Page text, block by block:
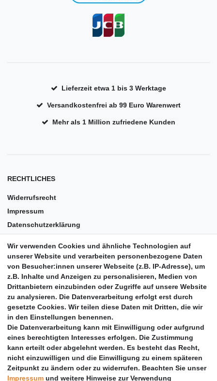
Lieferzeit etwa 1 bis 3 Werktage
Versandkostenfrei ab 99 Euro Warenwert
Mehr als 1 Million zufriedene Kunden
RECHTLICHES
Widerrufsrecht
Impressum
Datenschutzerklärung
Barrierefreiheit
Anleitungen
Vertrag widerrufen
PARTNER
DHL
GLS
PaketPLUS
Wir verwenden Cookies und ähnliche Technologien auf
unserer Website und verarbeiten personenbezogene Daten
von Besucher:innen unserer Webseite (z.B. IP-Adresse), um
z.B. Inhalte und Anzeigen zu personalisieren, Medien von
Drittanbietern einzubinden oder Zugriffe auf unsere Website
zu analysieren. Die Datenverarbeitung erfolgt erst durch
gesetzte Cookies. Wir teilen diese Daten mit Dritten, die wir
in den Einstellungen benennen.
Die Datenverarbeitung kann mit Einwilligung oder aufgrund
eines berechtigten Interesses erfolgen. Die Zustimmung
kann erteilt oder abgelehnt werden. Es besteht das Recht,
nicht einzuwilligen und die Einwilligung zu einem späteren
Zeitpunkt zu ändern oder zu widerrufen. Beachten Sie unser
Impressum und weitere Hinweise zur Verwendung